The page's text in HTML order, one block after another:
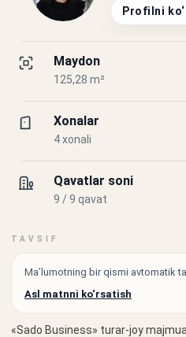
Profilni
Maydon
125,28 m²
Xonalar
4 xonali
Qavatlar soni
9 / 9 qavat
TAVSIF
Ma’lumotning bir qismi avtomatik
Asl matnni ko‘rsatish
«Sado Business» turar-joy